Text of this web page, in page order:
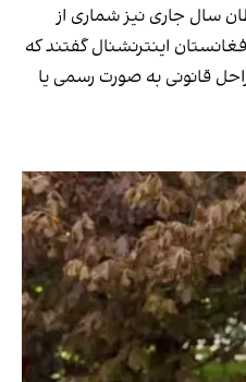
سال جاری نیز شماری از
اینترنشنال گفتند که
قانونی به صورت رسمی یا